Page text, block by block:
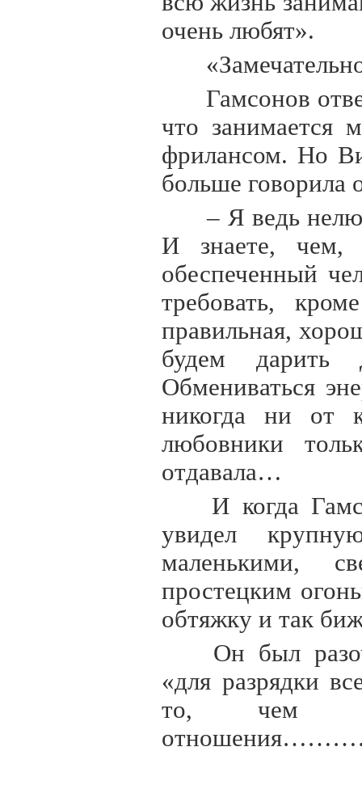
очень любят».
Гамсонов
что занимается
фрилансом. Но
больше говорила
– Я ведь
И знаете,
обеспеченный
требовать,
правильная,
будем дарить
Обмениваться
никогда ни от
любовники
отдавала…
И когда
увидел
маленькими,
простецким
обтяжку и так
Он был
«для разрядки
то, чем